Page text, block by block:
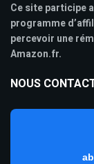
Ce site participe
programme
percevoir une
Amazon.fr.
NOUS